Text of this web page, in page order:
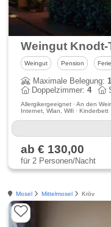
Weingut Pension
Maximale Belegung:
Doppelzimmer:4
Allergikergeeignet · An den
Internet, Wlan, Wifi · Kinderbett
ab € 130,00
für 2 Personen/Nacht
Mosel Mittelmosel Kröv